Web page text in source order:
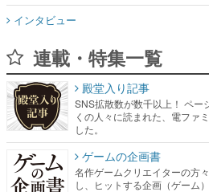
インタビュー
連載・特集一覧
殿堂入り記事
SNS拡散数が数千以上！ ペー
くの人々に読まれた、電ファ
した。
ゲームの企画書
名作ゲームクリエイターの方
し、ヒットする企画（ゲーム